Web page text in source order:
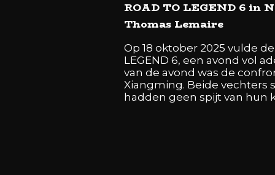
ROAD TO LEGEND 6 in
Thomas Lemaire
Op 18 oktober 2025 vulde
LEGEND 6, een avond vol
van de avond was de
Xiangming. Beide vechters
hadden geen spijt van hun